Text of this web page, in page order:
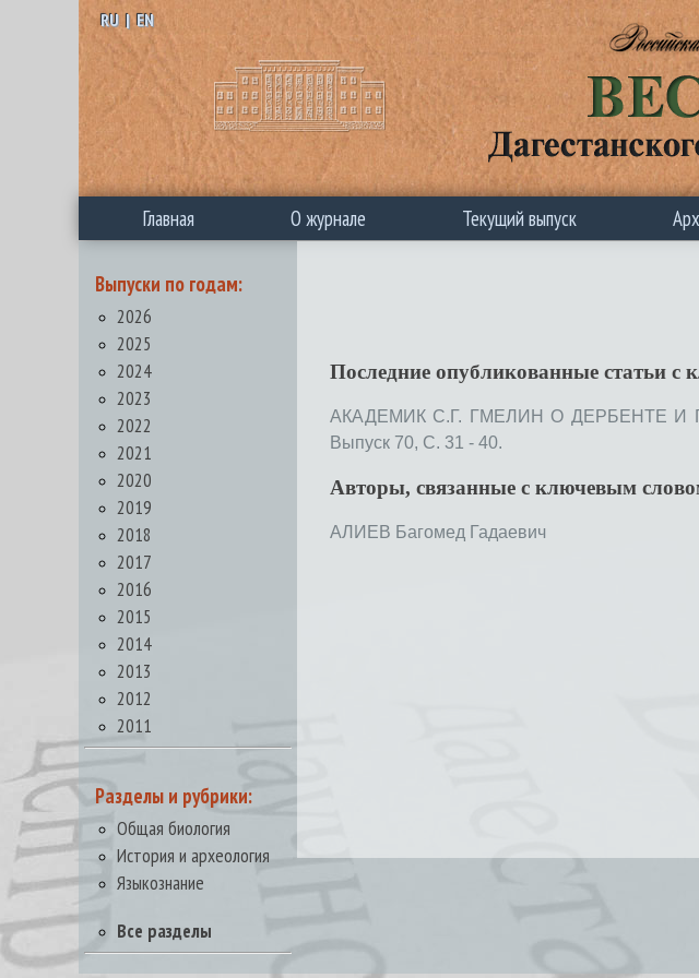
RU | EN
Главная О журнале Текущий выпуск
Выпуски по годам:
2026
2025
2024
2023
2022
2021
2020
2019
2018
2017
2016
2015
2014
2013
2012
2011
Разделы и рубрики:
Общая биология
История и археология
Языкознание
Все разделы
Последние опубликованные статьи c
АКАДЕМИК С.Г. ГМЕЛИН О ДЕРБЕНТЕ
Выпуск 70, С. 31 - 40.
Авторы, связанные с ключевым
АЛИЕВ Багомед Гадаевич